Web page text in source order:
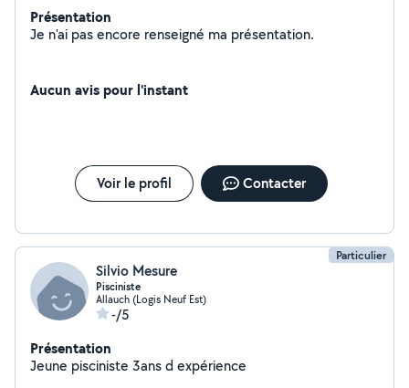
Présentation
Je n'ai pas encore renseigné ma présentation.
Aucun avis pour l'instant
Voir le profil Contacter
Particulier
Silvio Mesure
Pisciniste
Allauch (Logis Neuf Est)
-/5
Présentation
Jeune pisciniste 3ans d expérience